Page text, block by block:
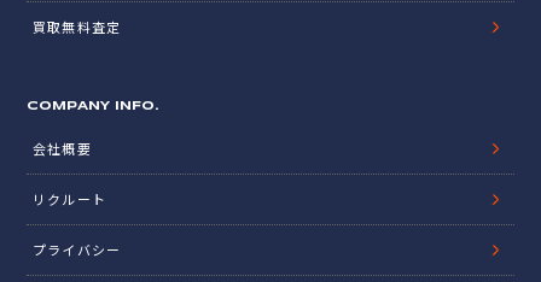
買取無料査定
COMPANY INFO.
会社概要
リクルート
プライバシー